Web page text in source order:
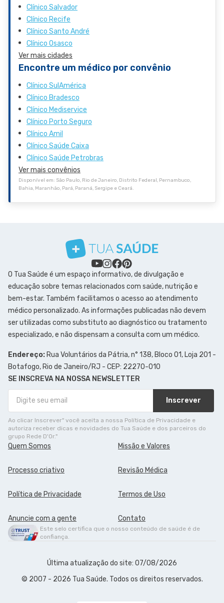
Clínico Salvador
Clínico Recife
Clínico Santo André
Clínico Osasco
Ver mais cidades
Encontre um médico por convênio
Clínico SulAmérica
Clínico Bradesco
Clínico Mediservice
Clínico Porto Seguro
Clínico Amil
Clínico Saúde Caixa
Clínico Saúde Petrobras
Ver mais convênios
Disponível em: São Paulo, Rio de Janeiro, Distrito Federal, Pernambuco,
Bahia, Maranhão, Pará, Paraná, Sergipe e Ceará.
O Tua Saúde é um espaço informativo, de divulgação e
educação sobre temas relacionados com saúde, nutrição e
bem-estar. Também facilitamos o acesso ao atendimento
médico personalizado. As informações publicadas não devem
ser utilizadas como substituto ao diagnóstico ou tratamento
especializado, e não dispensam a consulta com um médico.
Endereço: Rua Voluntários da Pátria, n° 138, Bloco 01, Loja 201 -
Botafogo, Rio de Janeiro/RJ - CEP: 22270-010
SE INSCREVA NA NOSSA NEWSLETTER
Inscrever
Ao clicar Inscrever" você aceita a nossa Política de Privacidade e
autoriza receber dicas e novidades do Tua Saúde e dos parceiros do
grupo Rede D'Or."
Quem Somos Missão e Valores
Processo criativo Revisão Médica
Política de Privacidade Termos de Uso
Anuncie com a gente Contato
Este selo certifica que o nosso conteúdo de saúde é de
confiança.
Última atualização do site: 07/08/2026
© 2007 - 2026 Tua Saúde. Todos os direitos reservados.